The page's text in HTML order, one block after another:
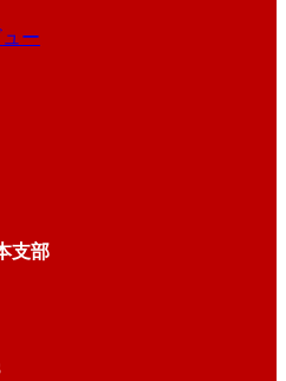
ー
支部